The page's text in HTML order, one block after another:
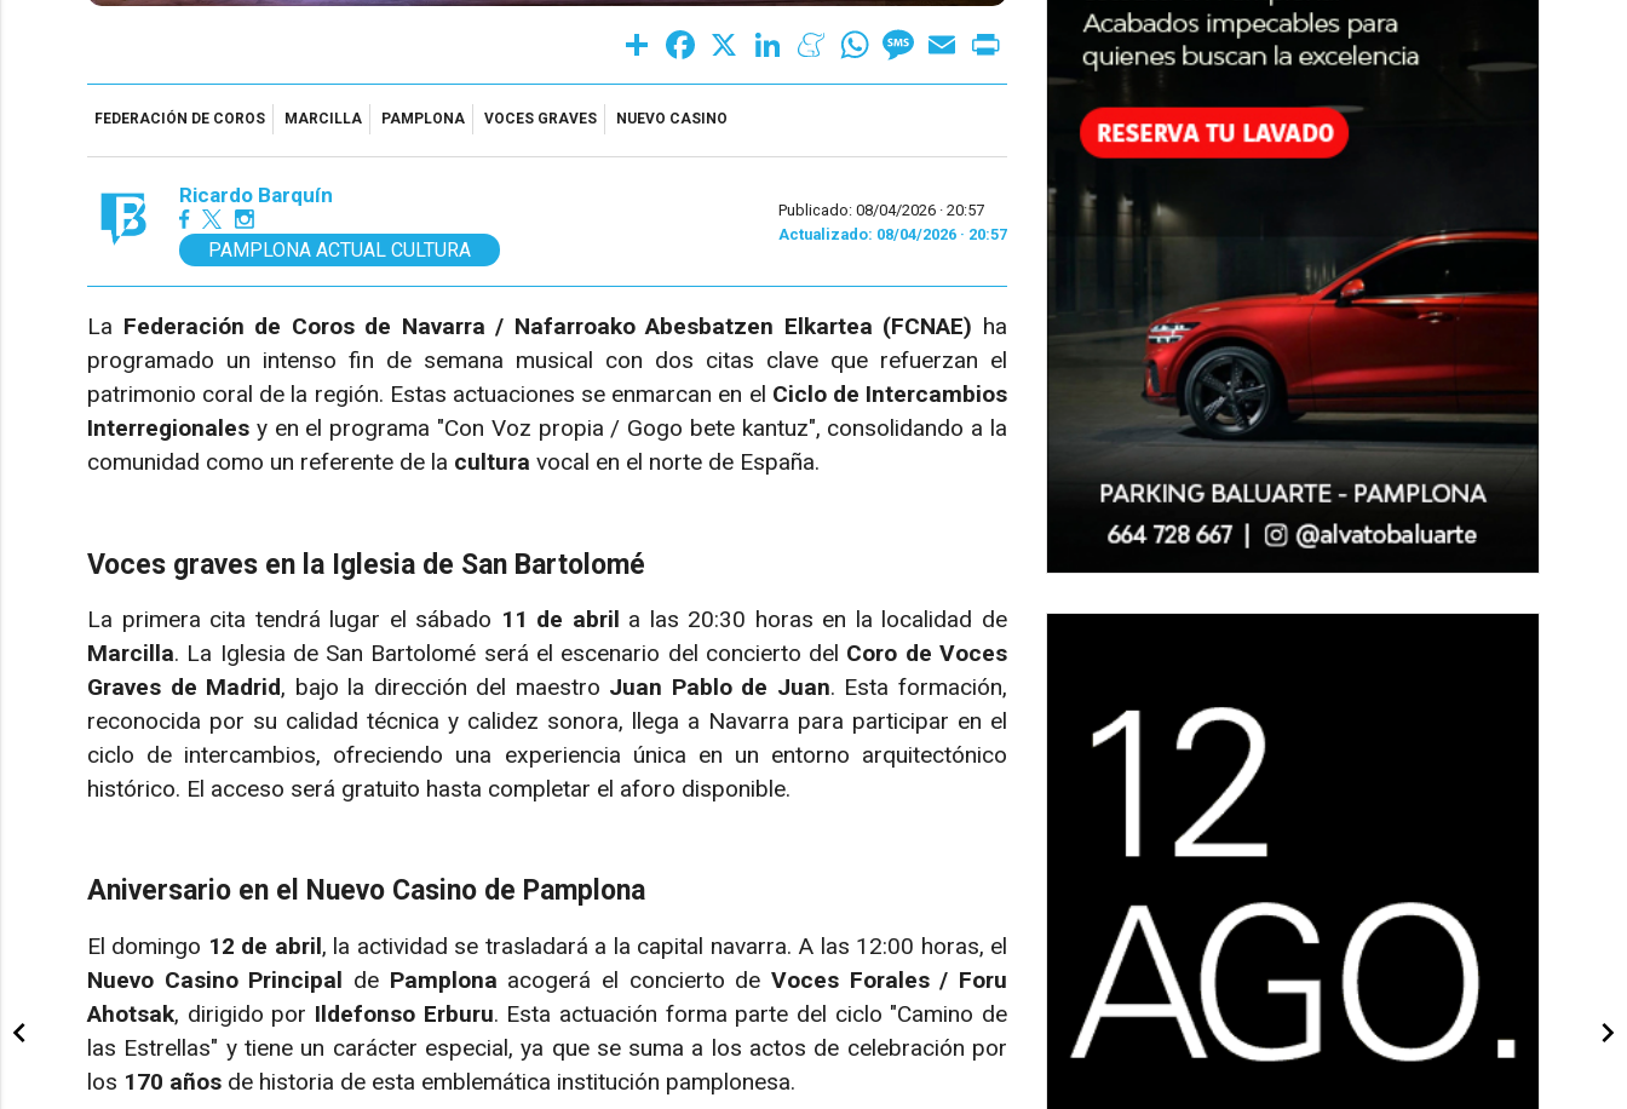
Share Facebook LinkedInMeneameWhatsAppMessage
Email
FEDERACIÓN DE COROS MARCILLA PAMPLONA VOCES GRAVES NUEVO CASINO
Ricardo Barquín
PAMPLONA ACTUAL CULTURA
Publicado: 08/04/2026 · 20:57
Actualizado: 08/04/2026 · 20:57
La Federación de Coros de Navarra / Nafarroako Abesbatzen Elkartea (FCNAE) ha
programado un intenso fin de semana musical con dos citas clave que refuerzan el
patrimonio coral de la región. Estas actuaciones se enmarcan en el Ciclo de Intercambios
Interregionales y en el programa "Con Voz propia / Gogo bete kantuz", consolidando a la
comunidad como un referente de la cultura vocal en el norte de España.
Voces graves en la Iglesia de San Bartolomé
La primera cita tendrá lugar el sábado 11 de abril a las 20:30 horas en la localidad de
Marcilla. La Iglesia de San Bartolomé será el escenario del concierto del Coro de Voces
Graves de Madrid, bajo la dirección del maestro Juan Pablo de Juan. Esta formación,
reconocida por su calidad técnica y calidez sonora, llega a Navarra para participar en el
ciclo de intercambios, ofreciendo una experiencia única en un entorno arquitectónico
histórico. El acceso será gratuito hasta completar el aforo disponible.
Aniversario en el Nuevo Casino de Pamplona
El domingo 12 de abril, la actividad se trasladará a la capital navarra. A las 12:00 horas, el
Nuevo Casino Principal de Pamplona acogerá el concierto deVoces Forales / Foru
Ahotsak, dirigido por Ildefonso Erburu. Esta actuación forma parte del ciclo "Camino de
las Estrellas" y tiene un carácter especial, ya que se suma a los actos de celebración por
los 170 años de historia de esta emblemática institución pamplonesa.